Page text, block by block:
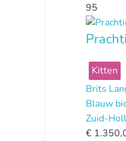
95
Kitten
Brits
Blauw
Zuid-
€